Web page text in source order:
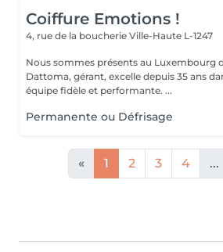
Coiffure Emotions !
4, rue de la boucherie Ville-Haute L-1247
Nous sommes présents au Luxembourg
Dattoma, gérant, excelle depuis 35 ans
équipe fidèle et performante. ...
Permanente ou Défrisage
« 1 2 3 4 ...